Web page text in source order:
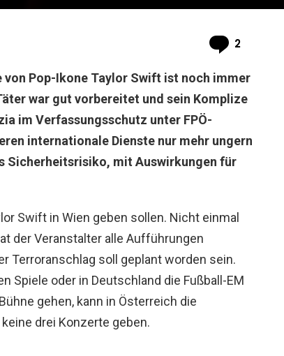
2
von Pop-Ikone Taylor Swift ist noch immer
war gut vorbereitet und sein Komplize
im Verfassungsschutz unter FPÖ-
internationale Dienste nur mehr ungern
Sicherheitsrisiko, mit Auswirkungen für
Swift in Wien geben sollen. Nicht einmal
der Veranstalter alle Aufführungen
Terroranschlag soll geplant worden sein.
Spiele oder in Deutschland die Fußball-EM
gehen, kann in Österreich die
drei Konzerte geben.